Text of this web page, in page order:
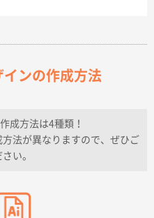
格が妥当なこと
ケット
った。
インの作成方法
成方法は4種類！
法が異なりますので、ぜひご
い。